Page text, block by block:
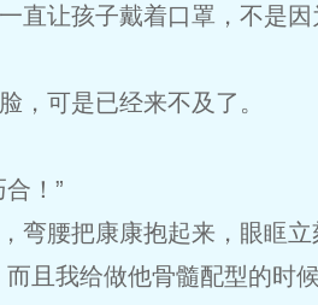
直让孩子戴着口罩，不是
，可是已经来不及了。
！”
弯腰把康康抱起来，眼眶立
且我给做他骨髓配型的时